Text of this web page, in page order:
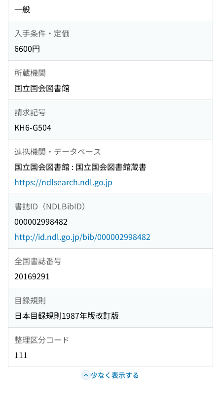
一般
入手条件・定価
6600円
所蔵機関
国立国会図書館
請求記号
KH6-G504
連携機関・データベース
国立国会図書館 : 国立国会図書館蔵書
https://ndlsearch.ndl.go.jp
書誌ID（NDLBibID）
000002998482
http://id.ndl.go.jp/bib/000002998482
全国書誌番号
20169291
目録規則
日本目録規則1987年版改訂版
整理区分コード
111
少なく表示する